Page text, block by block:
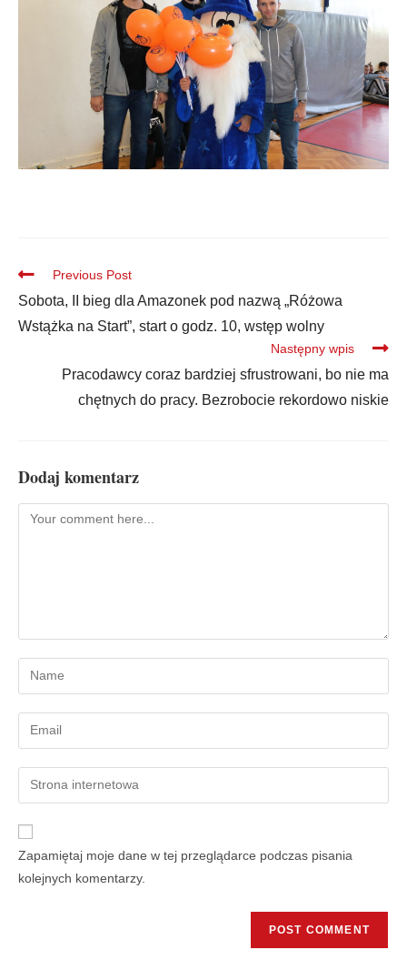
Previous Post
Sobota, II bieg dla Amazonek pod nazwą „Różowa
Wstążka na Start”, start o godz. 10, wstęp wolny
Następny wpis
Pracodawcy coraz bardziej sfrustrowani, bo nie ma
chętnych do pracy. Bezrobocie rekordowo niskie
Dodaj komentarz
Zapamiętaj moje dane w tej przeglądarce podczas pisania
kolejnych komentarzy.